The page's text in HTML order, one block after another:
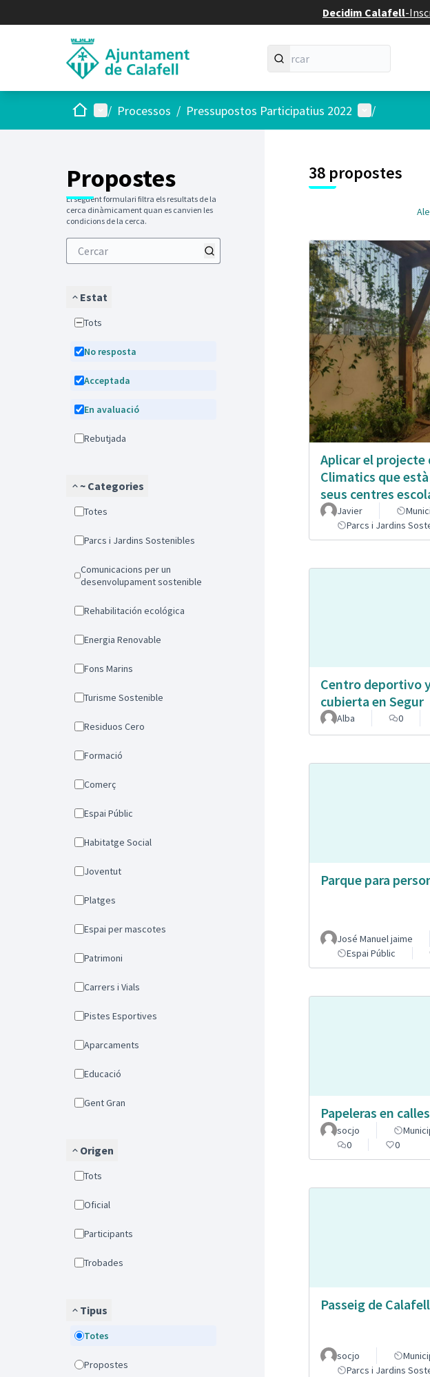
Decidim Calafell-
Inici Menú principal
/ Processos / Pressupostos Participatius 2022 Menú d'usuari
/
Propostes
El següent formulari filtra els resultats de la
cerca dinàmicament quan es canvien les
condicions de la cerca.
Estat
Tots
No resposta
Acceptada
En avaluació
Rebutjada
~ Categories
Totes
Parcs i Jardins Sostenibles
Comunicacions per un
desenvolupament sostenible
Rehabilitación ecológica
Energia Renovable
Fons Marins
Turisme Sostenible
Residuos Cero
Formació
Comerç
Espai Públic
Habitatge Social
Joventut
Platges
Espai per mascotes
Patrimoni
Carrers i Vials
Pistes Esportives
Aparcaments
Educació
Gent Gran
Origen
Tots
Oficial
Participants
Trobades
Tipus
Totes
Propostes
38 propostes
Aplicar el projecte
Climatics que
seus centres
Javier
Parcs i Jardins
Centro deportivo
cubierta en Segur
Alba
0
Parque para
José Manuel jaime
Espai Públic
Papeleras en
socjo
0
0
Passeig de Calafell
socjo
Parcs i Jardins